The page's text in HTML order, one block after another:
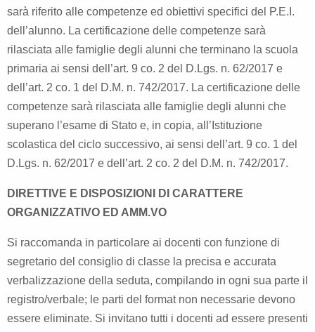
sarà riferito alle competenze ed obiettivi specifici del P.E.I.
dell’alunno. La certificazione delle competenze sarà
rilasciata alle famiglie degli alunni che terminano la scuola
primaria ai sensi dell’art. 9 co. 2 del D.Lgs. n. 62/2017 e
dell’art. 2 co. 1 del D.M. n. 742/2017. La certificazione delle
competenze sarà rilasciata alle famiglie degli alunni che
superano l’esame di Stato e, in copia, all’Istituzione
scolastica del ciclo successivo, ai sensi dell’art. 9 co. 1 del
D.Lgs. n. 62/2017 e dell’art. 2 co. 2 del D.M. n. 742/2017.
DIRETTIVE E DISPOSIZIONI DI CARATTERE
ORGANIZZATIVO ED AMM.VO
Si raccomanda in particolare ai docenti con funzione di
segretario del consiglio di classe la precisa e accurata
verbalizzazione della seduta, compilando in ogni sua parte il
registro/verbale; le parti del format non necessarie devono
essere eliminate. Si invitano tutti i docenti ad essere presenti